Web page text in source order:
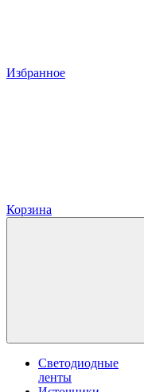
Избранное
Корзина
Светодиодные
ленты